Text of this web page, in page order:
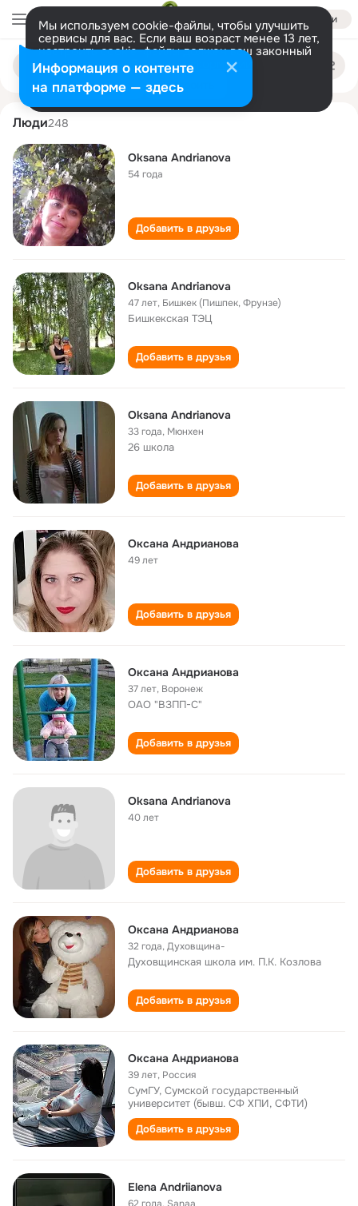
Войти
Мы используем cookie-файлы, чтобы улучшить
сервисы для вас. Если ваш возраст менее 13 лет,
настроить cookie-файлы должен ваш законный
представитель. Больше информации
Разрешить все Настроить
Поиск
людям
oksana andrianova
Люди248
Oksana Andrianova
54 года
Добавить в друзья
Oksana Andrianova
47 лет, Бишкек (Пишпек, Фрунзе)
Бишкекская ТЭЦ
Добавить в друзья
Oksana Andrianova
33 года, Мюнхен
26 школа
Добавить в друзья
Оксана Андрианова
49 лет
Добавить в друзья
Оксана Андрианова
37 лет, Воронеж
ОАО "ВЗПП-С"
Добавить в друзья
Oksana Andrianova
40 лет
Добавить в друзья
Оксана Андрианова
32 года,Духовщина-
Духовщинская школа им. П.К. Козлова
Добавить в друзья
Оксана Андрианова
39 лет, Россия
СумГУ, Сумской государственный
университет (бывш. СФ ХПИ, СФТИ)
Добавить в друзья
Elena Andriianova
Информация о контенте
на платформе — здесь